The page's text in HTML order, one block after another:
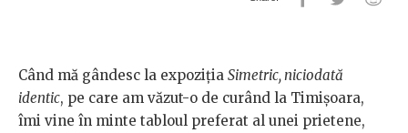
Când mă gândesc la expoziția Simetric, niciodată
identic, pe care am văzut-o de curând la Timișoara,
îmi vine în minte tabloul preferat al unei prietene,